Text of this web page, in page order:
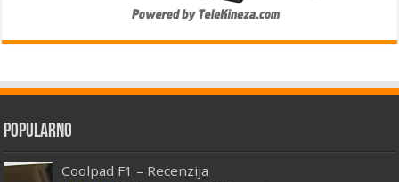
Popularno
Coolpad F1 – Recenzija